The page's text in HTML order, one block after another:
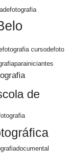
cursodefoto
de